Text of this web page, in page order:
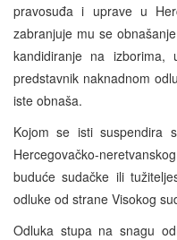
pravosuđa i uprave u
zabranjuje mu se
kandidiranje na
predstavnik naknadnom
iste obnaša.
Kojom se isti suspendira
Hercegovačko-
buduće sudačke ili
odluke od strane Visokog
Odluka stupa na snagu